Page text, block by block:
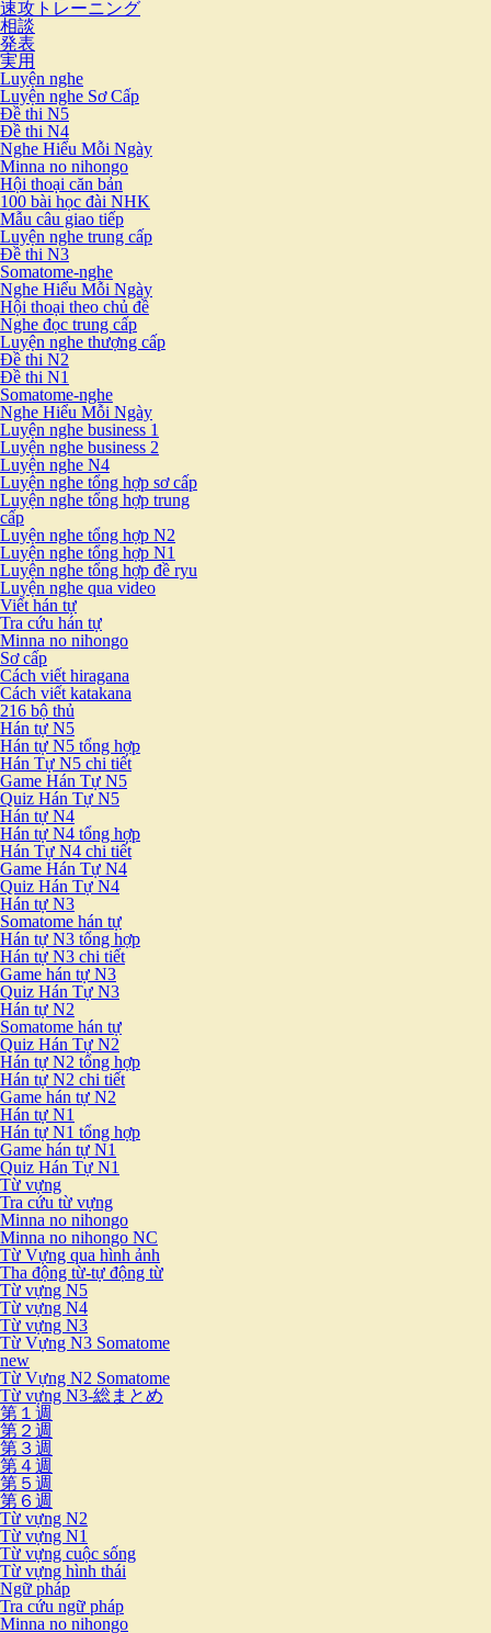
速攻トレーニング
相談
発表
実用
Luyện nghe
Luyện nghe Sơ Cấp
Đề thi N5
Đề thi N4
Nghe Hiểu Mỗi Ngày
Minna no nihongo
Hội thoại căn bản
100 bài học đài NHK
Mẫu câu giao tiếp
Luyện nghe trung cấp
Đề thi N3
Somatome-nghe
Nghe Hiểu Mỗi Ngày
Hội thoại theo chủ đề
Nghe đọc trung cấp
Luyện nghe thượng cấp
Đề thi N2
Đề thi N1
Somatome-nghe
Nghe Hiểu Mỗi Ngày
Luyện nghe business 1
Luyện nghe business 2
Luyện nghe N4
Luyện nghe tổng hợp sơ cấp
Luyện nghe tổng hợp trung
cấp
Luyện nghe tổng hợp N2
Luyện nghe tổng hợp N1
Luyện nghe tổng hợp đề ryu
Luyện nghe qua video
Viết hán tự
Tra cứu hán tự
Minna no nihongo
Sơ cấp
Cách viết hiragana
Cách viết katakana
216 bộ thủ
Hán tự N5
Hán tự N5 tổng hợp
Hán Tự N5 chi tiết
Game Hán Tự N5
Quiz Hán Tự N5
Hán tự N4
Hán tự N4 tổng hợp
Hán Tự N4 chi tiết
Game Hán Tự N4
Quiz Hán Tự N4
Hán tự N3
Somatome hán tự
Hán tự N3 tổng hợp
Hán tự N3 chi tiết
Game hán tự N3
Quiz Hán Tự N3
Hán tự N2
Somatome hán tự
Quiz Hán Tự N2
Hán tự N2 tổng hợp
Hán tự N2 chi tiết
Game hán tự N2
Hán tự N1
Hán tự N1 tổng hợp
Game hán tự N1
Quiz Hán Tự N1
Từ vựng
Tra cứu từ vựng
Minna no nihongo
Minna no nihongo NC
Từ Vựng qua hình ảnh
Tha động từ-tự động từ
Từ vựng N5
Từ vựng N4
Từ vựng N3
Từ Vựng N3 Somatome
new
Từ Vựng N2 Somatome
Từ vựng N3-総まとめ
第１週
第２週
第３週
第４週
第５週
第６週
Từ vựng N2
Từ vựng N1
Từ vựng cuộc sống
Từ vựng hình thái
Ngữ pháp
Tra cứu ngữ pháp
Minna no nihongo